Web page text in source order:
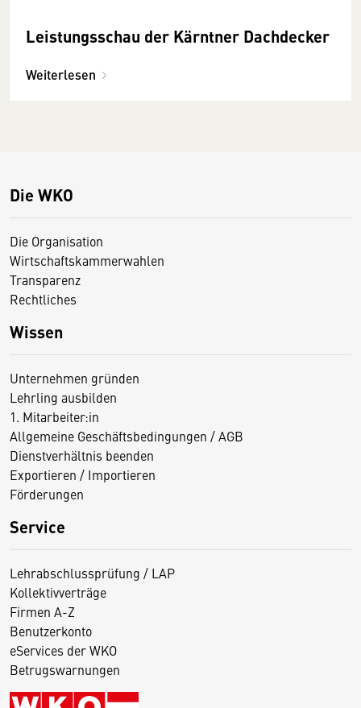
Leistungsschau der Kärntner Dachdecker
Weiterlesen
Die WKO
Die Organisation
Wirtschaftskammerwahlen
Transparenz
Rechtliches
Wissen
Unternehmen gründen
Lehrling ausbilden
1. Mitarbeiter:in
Allgemeine Geschäftsbedingungen / AGB
Dienstverhältnis beenden
Exportieren / Importieren
Förderungen
Service
Lehrabschlussprüfung / LAP
Kollektivverträge
Firmen A-Z
Benutzerkonto
eServices der WKO
Betrugswarnungen